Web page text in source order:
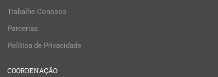
Trabalhe Conosco
Parcerias
Política de Privacidade
COORDENAÇÃO